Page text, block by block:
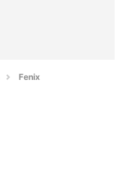
Fenix